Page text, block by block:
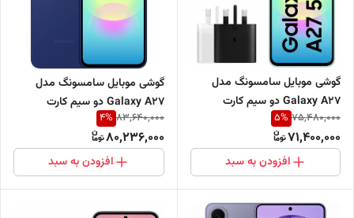
گوشی موبایل سامسونگ مدل
Galaxy A27 دو سیم کارت
گیگابایت - ویتنام + به همراه
75,480,000
5%
71,400,000
افزودن به سبد
گوشی موبایل سامسونگ مدل
Galaxy A27 دو سیم کارت
گیگابایت - ویتنام
83,640,000
4%
80,236,000
افزودن به سبد